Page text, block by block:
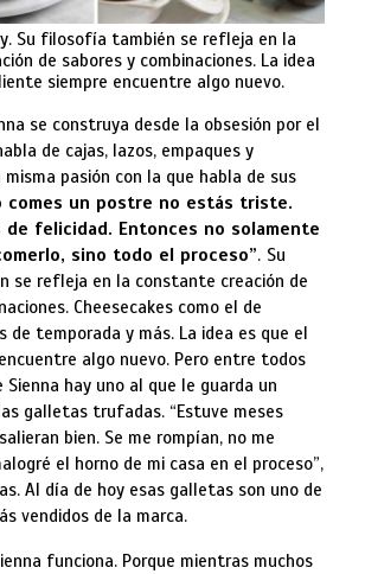
Su filosofía también se refleja en la
de sabores y combinaciones. La idea
siempre encuentre algo nuevo.
se construya desde la obsesión por el
de cajas, lazos, empaques y
pasión con la que habla de sus
comes un postre no estás triste.
de felicidad. Entonces no solamente
sino todo el proceso”. Su
se refleja en la constante creación de
Cheesecakes como el de
de temporada y más. La idea es que el
algo nuevo. Pero entre todos
hay uno al que le guarda un
galletas trufadas. “Estuve meses
bien. Se me rompían, no me
el horno de mi casa en el proceso”,
Al día de hoy esas galletas son uno de
vendidos de la marca.
funciona. Porque mientras muchos